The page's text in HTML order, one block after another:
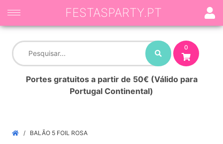
0
Portes gratuitos a partir de 50€ (Válido para
Portugal Continental)
FESTASPARTY.PT
BALÃO 5 FOIL ROSA